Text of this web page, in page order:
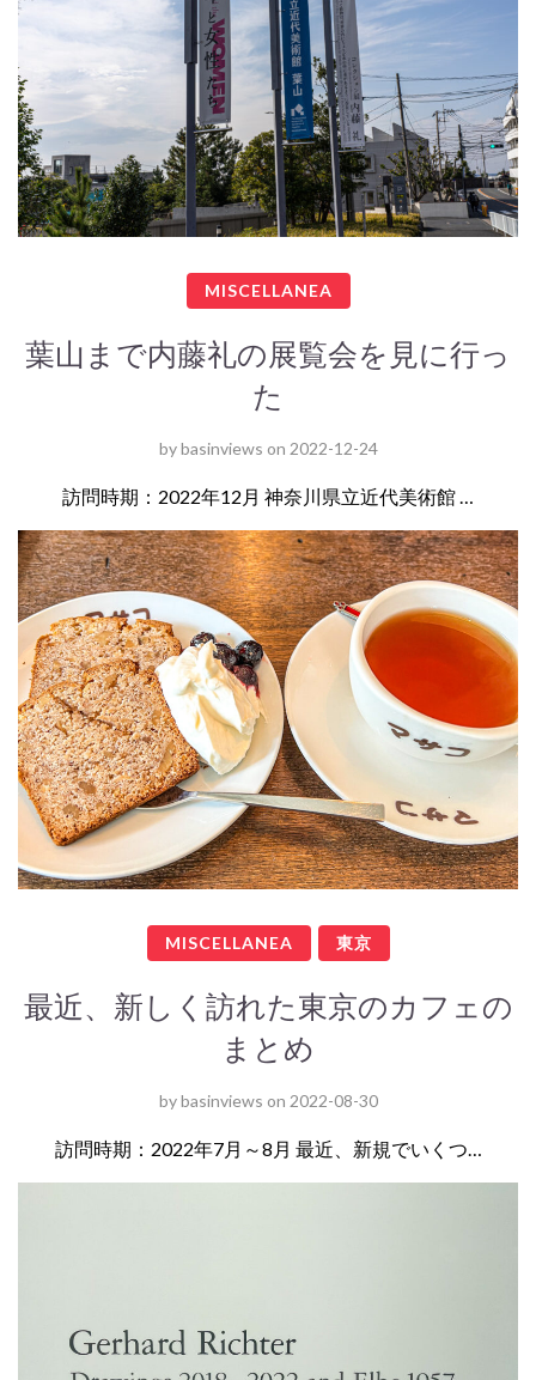
MISCELLANEA
葉山まで内藤礼の展覧会を見に行っ
た
bybasinviews on 2022-12-24
訪問時期：2022年12月 神奈川県立近代美術館 …
MISCELLANEA 東京
最近、新しく訪れた東京のカフェの
まとめ
bybasinviews on 2022-08-30
訪問時期：2022年7月～8月 最近、新規でいくつ…